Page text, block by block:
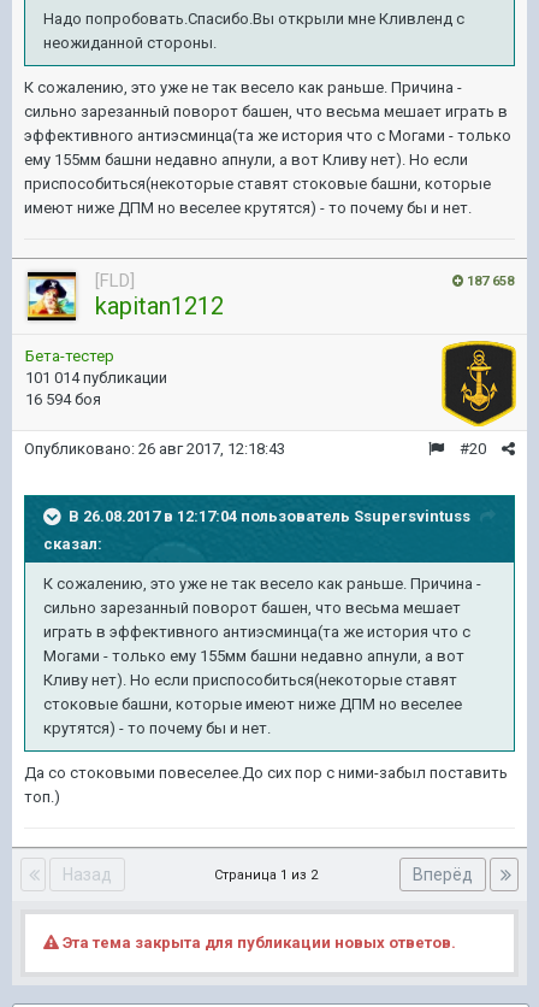
Надо попробовать.Спасибо.Вы открыли мне Кливленд с
неожиданной стороны.
К сожалению, это уже не так весело как раньше. Причина -
сильно зарезанный поворот башен, что весьма мешает играть в
эффективного антиэсминца(та же история что с Могами - только
ему 155мм башни недавно апнули, а вот Кливу нет). Но если
приспособиться(некоторые ставят стоковые башни, которые
имеют ниже ДПМ но веселее крутятся) - то почему бы и нет.
187 658
[FLD]
kapitan1212
Бета-тестер
101 014 публикации
16 594 боя
#20
Опубликовано: 26 авг 2017, 12:18:43
В 26.08.2017 в 12:17:04 пользователь Ssupersvintuss
сказал:
К сожалению, это уже не так весело как раньше. Причина -
сильно зарезанный поворот башен, что весьма мешает
играть в эффективного антиэсминца(та же история что с
Могами - только ему 155мм башни недавно апнули, а вот
Кливу нет). Но если приспособиться(некоторые ставят
стоковые башни, которые имеют ниже ДПМ но веселее
крутятся) - то почему бы и нет.
Да со стоковыми повеселее.До сих пор с ними-забыл поставить
топ.)
Назад Вперёд
Страница 1 из 2
Эта тема закрыта для публикации новых ответов.